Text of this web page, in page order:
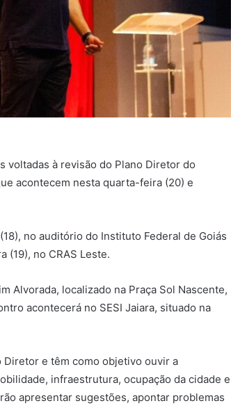
voltadas à revisão do Plano Diretor do
acontecem nesta quarta-feira (20) e
no auditório do Instituto Federal de Goiás
(19), no CRAS Leste.
Alvorada, localizado na Praça Sol Nascente,
acontecerá no SESI Jaiara, situado na
Diretor e têm como objetivo ouvir a
infraestrutura, ocupação da cidade e
apresentar sugestões, apontar problemas